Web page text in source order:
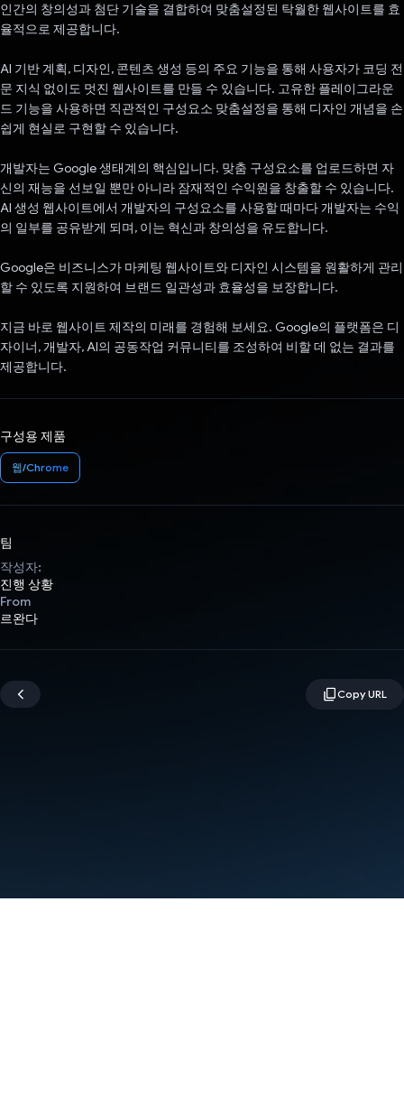
인간의 창의성과 첨단 기술을 결합하여 맞춤설정된 탁월한 웹사이트를 효
율적으로 제공합니다.
AI 기반 계획, 디자인, 콘텐츠 생성 등의 주요 기능을 통해 사용자가 코딩 전
문 지식 없이도 멋진 웹사이트를 만들 수 있습니다. 고유한 플레이그라운
드 기능을 사용하면 직관적인 구성요소 맞춤설정을 통해 디자인 개념을 손
쉽게 현실로 구현할 수 있습니다.
개발자는 Google 생태계의 핵심입니다. 맞춤 구성요소를 업로드하면 자
신의 재능을 선보일 뿐만 아니라 잠재적인 수익원을 창출할 수 있습니다.
AI 생성 웹사이트에서 개발자의 구성요소를 사용할 때마다 개발자는 수익
의 일부를 공유받게 되며, 이는 혁신과 창의성을 유도합니다.
Google은 비즈니스가 마케팅 웹사이트와 디자인 시스템을 원활하게 관리
할 수 있도록 지원하여 브랜드 일관성과 효율성을 보장합니다.
지금 바로 웹사이트 제작의 미래를 경험해 보세요. Google의 플랫폼은 디
자이너, 개발자, AI의 공동작업 커뮤니티를 조성하여 비할 데 없는 결과를
제공합니다.
구성용 제품
웹/Chrome
팀
작성자:
진행 상황
From
르완다